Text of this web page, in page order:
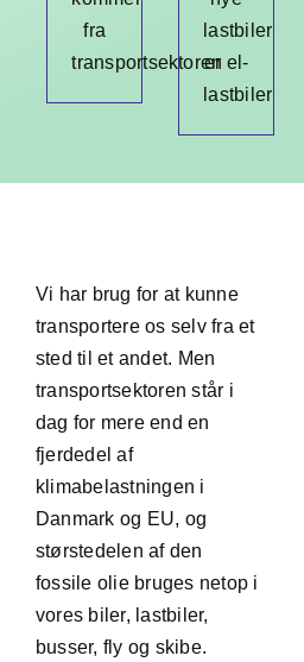
fra
transportsektoren
lastbiler
er el-
lastbiler
Vi har brug for at kunne
transportere os selv fra et
sted til et andet. Men
transportsektoren står i
dag for mere end en
fjerdedel af
klimabelastningen i
Danmark og EU, og
størstedelen af den
fossile olie bruges netop i
vores biler, lastbiler,
busser, fly og skibe.